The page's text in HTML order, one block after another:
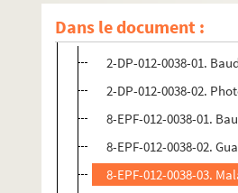
Dans le document :
Carré 38
2-DP-012-0038-01.
2-DP-012-0038-02.
8-EPF-012-0038-01.
8-EPF-012-0038-02.
8-EPF-012-0038-03.